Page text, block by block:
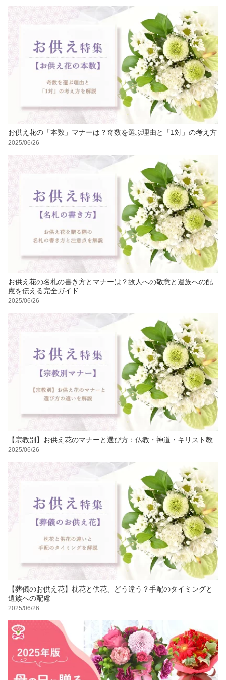
お供え花の「本数」マナーは？奇数を選ぶ理由と「1対」の考え方
2025/06/26
お供え花の名札の書き方とマナーは？故人への敬意と遺族への配
慮を伝える完全ガイド
2025/06/26
【宗教別】お供え花のマナーと選び方：仏教・神道・キリスト教
2025/06/26
【葬儀のお供え花】枕花と供花、どう違う？手配のタイミングと
遺族への配慮
2025/06/26